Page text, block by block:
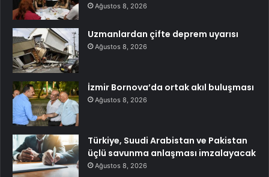
Ağustos 8, 2026
Uzmanlardan çifte deprem uyarısı
Ağustos 8, 2026
İzmir Bornova’da ortak akıl buluşması
Ağustos 8, 2026
Türkiye, Suudi Arabistan ve Pakistan
üçlü savunma anlaşması imzalayacak
Ağustos 8, 2026